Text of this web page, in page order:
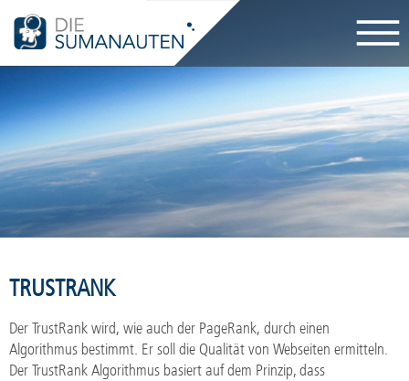
TRUSTRANK
Der TrustRank wird, wie auch der PageRank, durch einen
Algorithmus bestimmt. Er soll die Qualität von Webseiten ermitteln.
Der TrustRank Algorithmus basiert auf dem Prinzip, dass